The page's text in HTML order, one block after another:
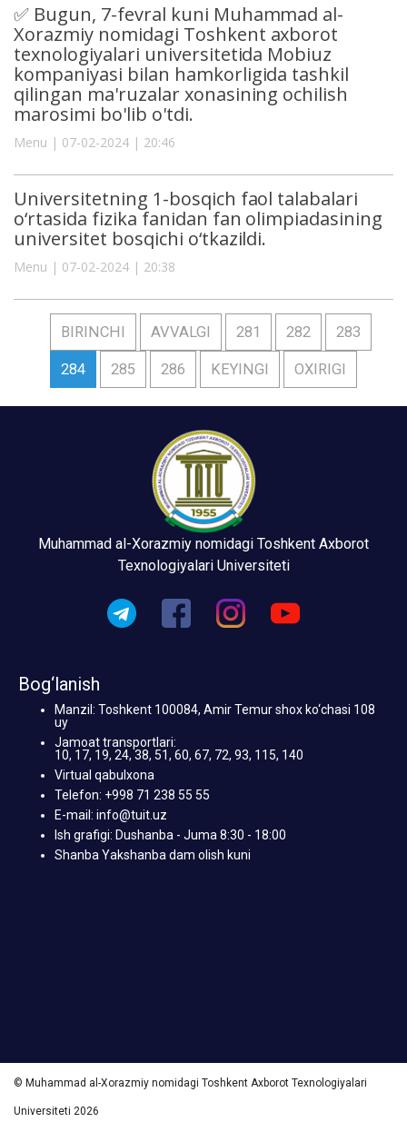
✅ Bugun, 7-fevral kuni Muhammad al-
Xorazmiy nomidagi Toshkent axborot
texnologiyalari universitetida Mobiuz
kompaniyasi bilan hamkorligida tashkil
qilingan ma'ruzalar xonasining ochilish
marosimi bo'lib o'tdi.
Menu | 07-02-2024 | 20:46
Universitetning 1-bosqich faol talabalari
o‘rtasida fizika fanidan fan olimpiadasining
universitet bosqichi o‘tkazildi.
Menu | 07-02-2024 | 20:38
BIRINCHI AVVALGI 281 282 283
284 285 286 KEYINGI OXIRIGI
Muhammad al-Xorazmiy nomidagi Toshkent Axborot
Texnologiyalari Universiteti
Bog‘lanish
Manzil: Toshkent 100084, Amir Temur shox ko‘chasi 108
uy
Jamoat transportlari:
10, 17, 19, 24, 38, 51, 60, 67, 72, 93, 115, 140
Virtual qabulxona
Telefon: +998 71 238 55 55
E-mail: info@tuit.uz
Ish grafigi: Dushanba - Juma 8:30 - 18:00
Shanba Yakshanba dam olish kuni
© Muhammad al-Xorazmiy nomidagi Toshkent Axborot Texnologiyalari
Universiteti 2026